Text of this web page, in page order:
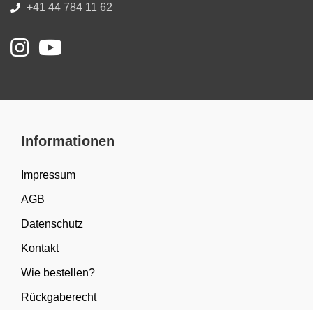
+41 44 784 11 62
Informationen
Impressum
AGB
Datenschutz
Kontakt
Wie bestellen?
Rückgaberecht